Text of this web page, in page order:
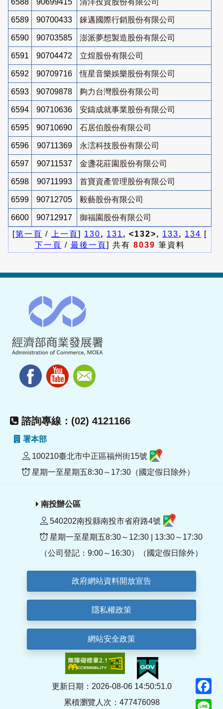
6589 90700433 錸邁國際行銷股份有限公司
6590 90703585 澎派夢想製造股份有限公司
6591 90704472 立煌股份有限公司
6592 90709716 恆星音樂娛樂股份有限公司
6593 90709878 夠力台灣股份有限公司
6594 90710636 安鑄成就事業股份有限公司
6595 90710690 石居伯股份有限公司
6596 90711369 永澐科技股份有限公司
6597 90711537 金盞花莊園股份有限公司
6598 90711993 首寶資產管理股份有限公司
6599 90712705 毅藝股份有限公司
6600 90712917
御福園股份有限公司
[第一頁 / 上一頁] 130, 131 , <132>, 133, 134 [
下一頁 / 最後一頁] 共有 8039 筆資料
諮詢專線：(02) 4121166
署本部
100210臺北市中正區福州街15號
星期一至星期五8:30～17:30（國定假日除外）
南投辦公區
540202南投縣南投市省府路4號
星期一至星期五8:30～12:30 | 13:30～17:30
（公司登記：9:00～16:30）（國定假日除外）
政府網站資料開放宣告
隱私權政策
網站安全政策
更新日期：2026-08-06 14:50:51.0
累積瀏覽人次：477476098